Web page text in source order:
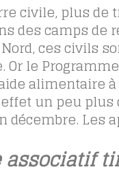
civile, plus
des camps de
ces civils
le
alimentaire
un peu
décembre. Les
associatif